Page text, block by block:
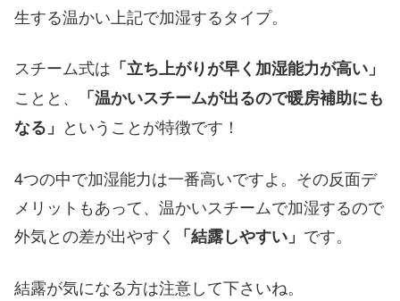
生する温かい上記で加湿するタイプ。
スチーム式は 「立ち上がりが早く加湿能力が高い」
ことと、
「温かいスチームが出るので暖房補助にも
なる」 ということが特徴です！
4つの中で加湿能力は一番高いですよ。その反面デ
メリットもあって、温かいスチームで加湿するので
外気との差が出やすく
「結露しやすい」 です。
結露が気になる方は注意して下さいね。